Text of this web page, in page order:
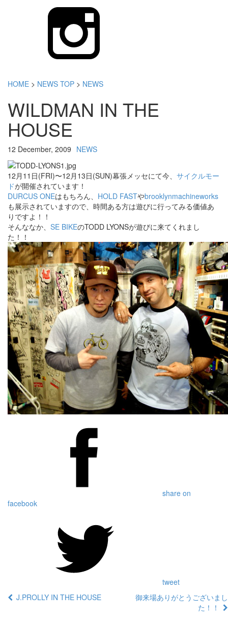
HOME > NEWS TOP > NEWS
WILDMAN IN THE
HOUSE
12 December, 2009 NEWS
12月11日(FRI)〜12月13日(SUN)幕張メッセにて今、 サイクルモー
ドが開催されています！
DURCUS ONEはもちろん、 HOLD FASTやbrooklynmachineworks
も展示されていますので、時間ある方は遊びに行ってみる価値あ
りですよ！！
そんななか、 SE BIKEのTODD LYONSが遊びに来てくれまし
た！！
share on
facebook
tweet
J.PROLLY IN THE HOUSE
御来場ありがとうございまし
た！！